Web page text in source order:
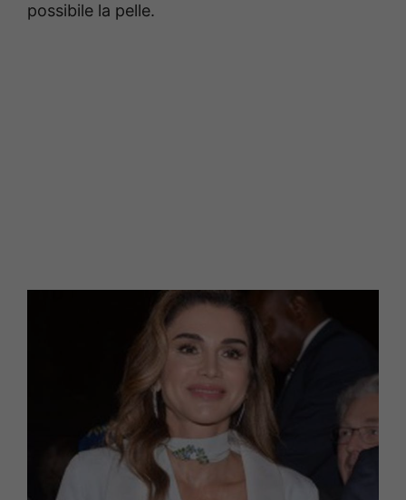
possibile la pelle.